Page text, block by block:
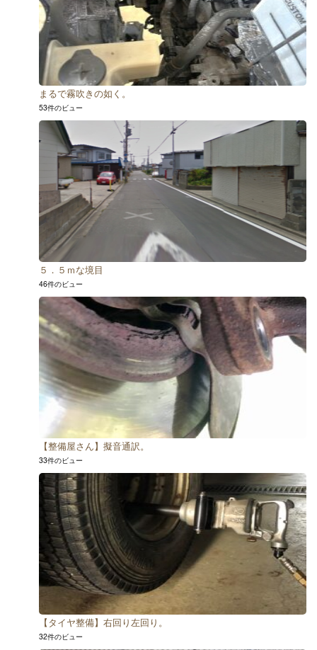
まるで霧吹きの如く。
53件のビュー
５．５ｍな境目
46件のビュー
【整備屋さん】擬音通訳。
33件のビュー
【タイヤ整備】右回り左回り。
32件のビュー